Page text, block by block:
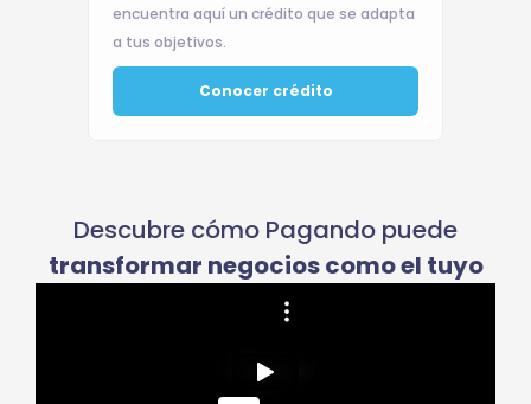
encuentra aquí un crédito que se adapta
a tus objetivos.
Conocer crédito
Descubre cómo Pagando puede
transformar negocios como el tuyo